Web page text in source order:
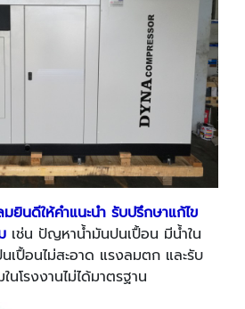
ยินดีให้คำแนะนำ รับปรึกษาแก้ไข
เช่น ปัญหาน้ำมันปนเปื้อน มีน้ำใน
เปื้อนไม่สะอาด แรงลมตก และรับ
โรงงานไม่ได้มาตรฐาน